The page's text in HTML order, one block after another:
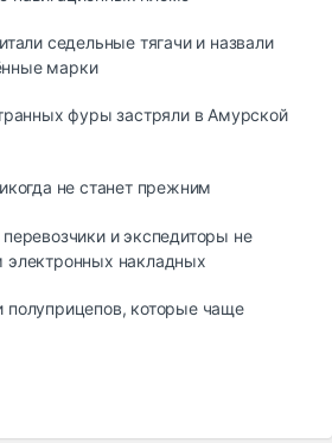
седельные тягачи и назвали
марки
фуры застряли в Амурской
не станет прежним
и экспедиторы не
электронных накладных
полуприцепов, которые чаще